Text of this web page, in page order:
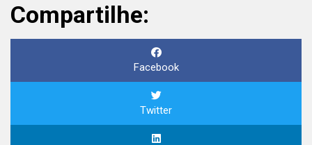
Compartilhe:
Facebook
Twitter